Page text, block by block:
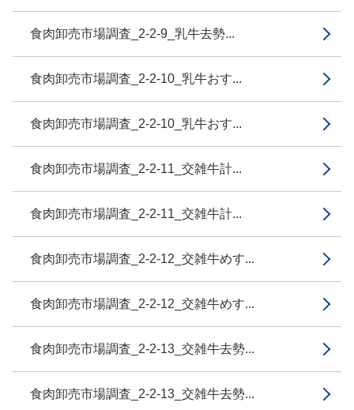
食肉卸売市場調査_2-2-9_乳牛去勢...
食肉卸売市場調査_2-2-10_乳牛おす...
食肉卸売市場調査_2-2-10_乳牛おす...
食肉卸売市場調査_2-2-11_交雑牛計...
食肉卸売市場調査_2-2-11_交雑牛計...
食肉卸売市場調査_2-2-12_交雑牛めす...
食肉卸売市場調査_2-2-12_交雑牛めす...
食肉卸売市場調査_2-2-13_交雑牛去勢...
食肉卸売市場調査_2-2-13_交雑牛去勢...